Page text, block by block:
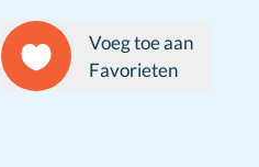
Voeg toe aan
Favorieten